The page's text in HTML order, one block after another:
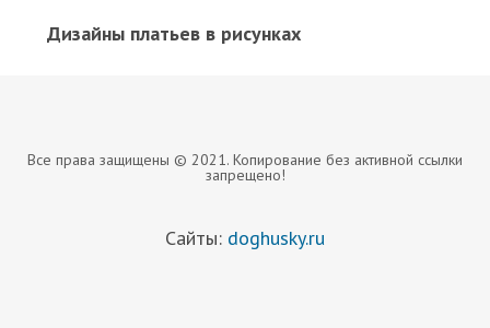
Дизайны платьев в рисунках
Все права защищены © 2021. Копирование без активной ссылки
запрещено!
Сайты: doghusky.ru